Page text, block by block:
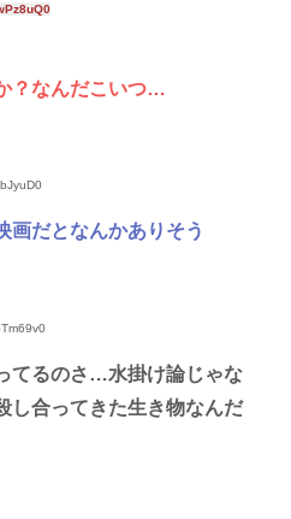
？なんだこいつ…
画だとなんかありそう
てるのさ…水掛け論じゃな
し合ってきた生き物なんだ